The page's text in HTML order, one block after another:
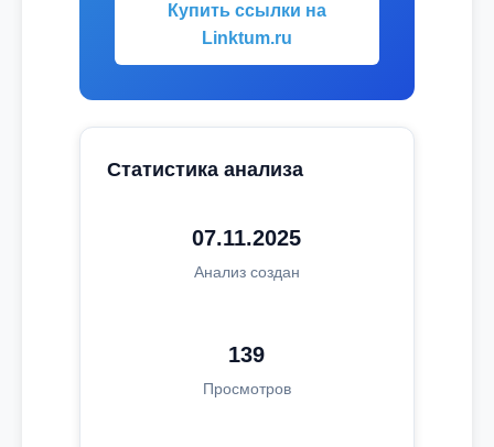
Купить ссылки на
Linktum.ru
Статистика анализа
07.11.2025
Анализ создан
139
Просмотров